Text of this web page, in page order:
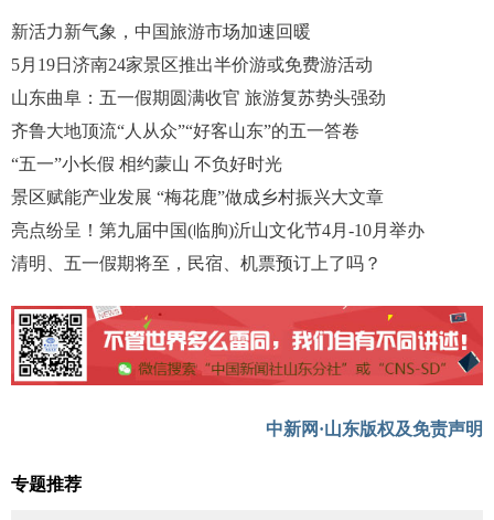
新活力新气象，中国旅游市场加速回暖
5月19日济南24家景区推出半价游或免费游活动
山东曲阜：五一假期圆满收官 旅游复苏势头强劲
齐鲁大地顶流“人从众”“好客山东”的五一答卷
“五一”小长假 相约蒙山 不负好时光
景区赋能产业发展 “梅花鹿”做成乡村振兴大文章
亮点纷呈！第九届中国(临朐)沂山文化节4月-10月举办
清明、五一假期将至，民宿、机票预订上了吗？
中新网·山东版权及免责声明
专题推荐